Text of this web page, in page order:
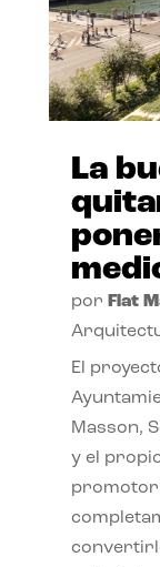
La
por Flat
El
Masson,
y el